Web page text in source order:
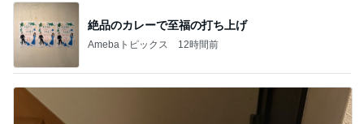
絶品のカレーで至福の打ち上げ
Amebaトピックス 12時間前